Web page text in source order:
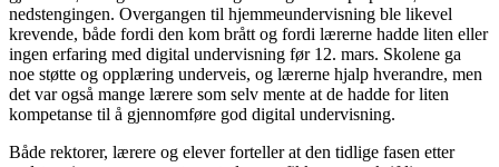
nedstengingen. Overgangen til hjemmeundervisning ble likevel
krevende, både fordi den kom brått og fordi lærerne hadde liten eller
ingen erfaring med digital undervisning før 12. mars. Skolene ga
noe støtte og opplæring underveis, og lærerne hjalp hverandre, men
det var også mange lærere som selv mente at de hadde for liten
kompetanse til å gjennomføre god digital undervisning.
Både rektorer, lærere og elever forteller at den tidlige fasen etter